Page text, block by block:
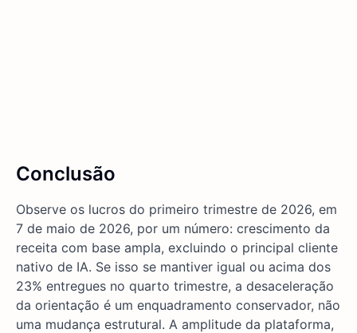
Conclusão
Observe os lucros do primeiro trimestre de 2026, em
7 de maio de 2026, por um número: crescimento da
receita com base ampla, excluindo o principal cliente
nativo de IA. Se isso se mantiver igual ou acima dos
23% entregues no quarto trimestre, a desaceleração
da orientação é um enquadramento conservador, não
uma mudança estrutural. A amplitude da plataforma,